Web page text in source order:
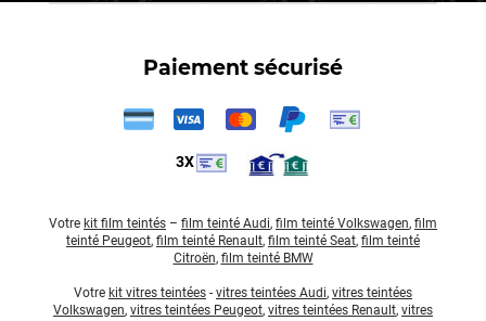
Omoda
Polestar
Porsche
Paiement sécurisé
3X
Votre kit film teintés – film teinté Audi, film teinté Volkswagen, film
teinté Peugeot, film teinté Renault, film teinté Seat, film teinté
Citroën, film teinté BMW
Votre kit vitres teintées - vitres teintées Audi, vitres teintées
Volkswagen, vitres teintées Peugeot, vitres teintées Renault, vitres